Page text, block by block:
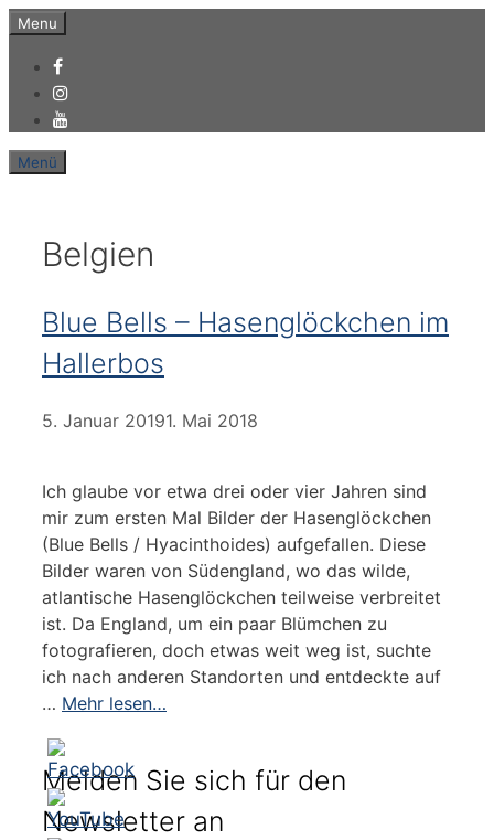
Zum
springen
Menu
Menü
Belgien
Blue Bells – Hasenglöckchen im
Hallerbos
5. Januar 20191. Mai 2018
Ich glaube vor etwa drei oder vier Jahren sind
mir zum ersten Mal Bilder der Hasenglöckchen
(Blue Bells / Hyacinthoides) aufgefallen. Diese
Bilder waren von Südengland, wo das wilde,
atlantische Hasenglöckchen teilweise verbreitet
ist. Da England, um ein paar Blümchen zu
fotografieren, doch etwas weit weg ist, suchte
ich nach anderen Standorten und entdeckte auf
… Mehr lesen…
Melden Sie sich für den
Newsletter an